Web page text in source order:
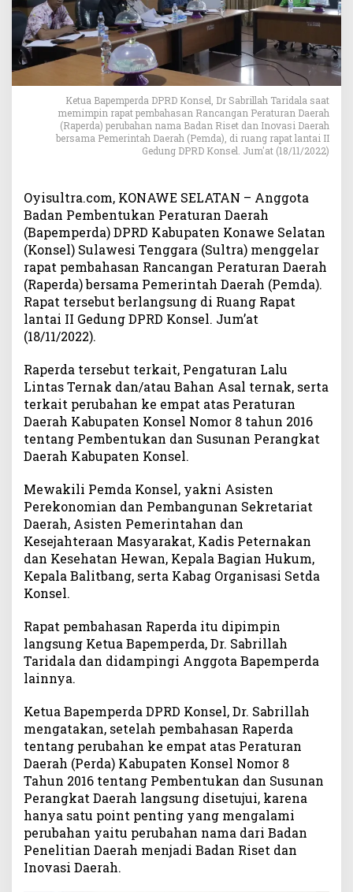
n
s
e
l
B
e
r
s
a
m
e
m
d
a
B
a
h
a
s
r
u
b
h
a
n
a
m
a
B
a
d
i
s
e
a
n
I
n
o
v
a
s
i
D
Ketua Bapemperda DPRD Konsel, Dr Sabrillah Taridala saat
memimpin rapat pembahasan Rancangan Peraturan Daerah
(Raperda) perubahan nama Badan Riset dan Inovasi Daerah
bersama Pemerintah Daerah (Pemda), di ruang rapat lantai II
Gedung DPRD Konsel. Jum'at (18/11/2022)
Oyisultra.com, KONAWE SELATAN – Anggota
Badan Pembentukan Peraturan Daerah
(Bapemperda) DPRD Kabupaten Konawe Selatan
(Konsel) Sulawesi Tenggara (Sultra) menggelar
rapat pembahasan Rancangan Peraturan Daerah
(Raperda) bersama Pemerintah Daerah (Pemda).
Rapat tersebut berlangsung di Ruang Rapat
lantai II Gedung DPRD Konsel. Jum’at
(18/11/2022).
Raperda tersebut terkait, Pengaturan Lalu
Lintas Ternak dan/atau Bahan Asal ternak, serta
terkait perubahan ke empat atas Peraturan
Daerah Kabupaten Konsel Nomor 8 tahun 2016
tentang Pembentukan dan Susunan Perangkat
Daerah Kabupaten Konsel.
Mewakili Pemda Konsel, yakni Asisten
Perekonomian dan Pembangunan Sekretariat
Daerah, Asisten Pemerintahan dan
Kesejahteraan Masyarakat, Kadis Peternakan
dan Kesehatan Hewan, Kepala Bagian Hukum,
Kepala Balitbang, serta Kabag Organisasi Setda
Konsel.
Rapat pembahasan Raperda itu dipimpin
langsung Ketua Bapemperda, Dr. Sabrillah
Taridala dan didampingi Anggota Bapemperda
lainnya.
Ketua Bapemperda DPRD Konsel, Dr. Sabrillah
mengatakan, setelah pembahasan Raperda
tentang perubahan ke empat atas Peraturan
Daerah (Perda) Kabupaten Konsel Nomor 8
Tahun 2016 tentang Pembentukan dan Susunan
Perangkat Daerah langsung disetujui, karena
hanya satu point penting yang mengalami
perubahan yaitu perubahan nama dari Badan
Penelitian Daerah menjadi Badan Riset dan
Inovasi Daerah.